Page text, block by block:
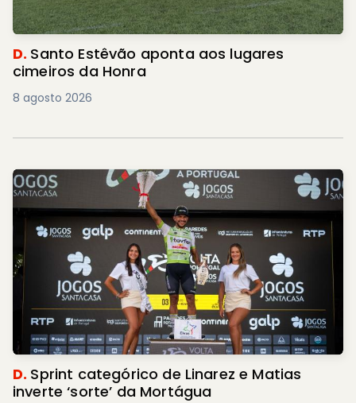
D. Santo Estêvão aponta aos lugares
cimeiros da Honra
8 agosto 2026
D. Sprint categórico de Linarez e Matias
inverte ‘sorte’ da Mortágua